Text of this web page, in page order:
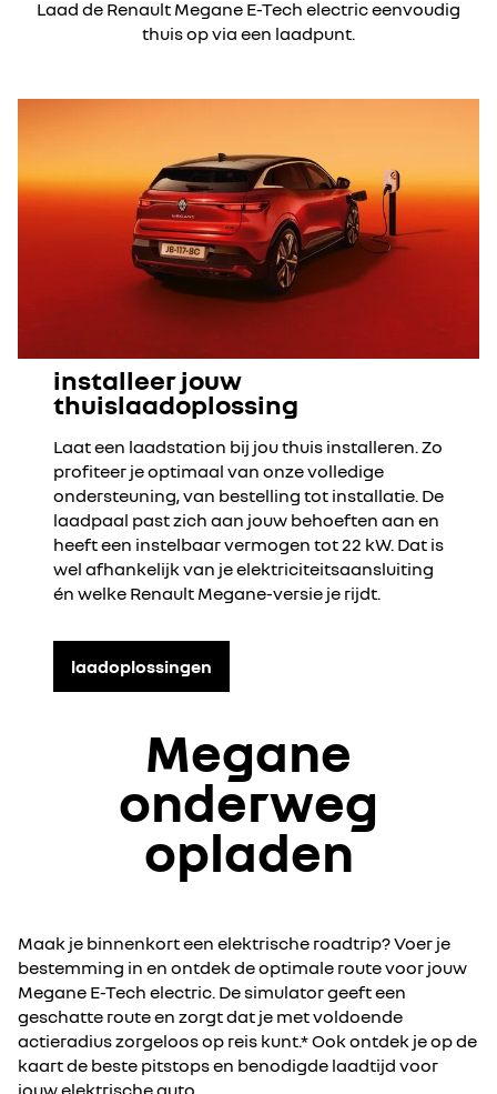
Laad de Renault Megane E-Tech electric eenvoudig
thuis op via een laadpunt.
installeer jouw
thuislaadoplossing
Laat een laadstation bij jou thuis installeren. Zo
profiteer je optimaal van onze volledige
ondersteuning, van bestelling tot installatie. De
laadpaal past zich aan jouw behoeften aan en
heeft een instelbaar vermogen tot 22 kW. Dat is
wel afhankelijk van je elektriciteitsaansluiting
én welke Renault Megane-versie je rijdt.
laadoplossingen
Megane
onderweg
opladen
Maak je binnenkort een elektrische roadtrip? Voer je
bestemming in en ontdek de optimale route voor jouw
Megane E-Tech electric. De simulator geeft een
geschatte route en zorgt dat je met voldoende
actieradius zorgeloos op reis kunt.* Ook ontdek je op de
kaart de beste pitstops en benodigde laadtijd voor
jouw elektrische auto.